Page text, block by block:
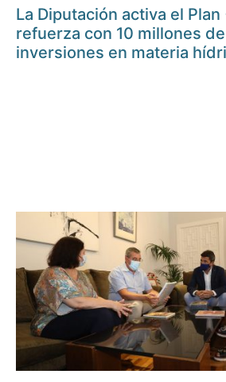
La Diputación activa el Plan
refuerza con 10 millones
inversiones en materia